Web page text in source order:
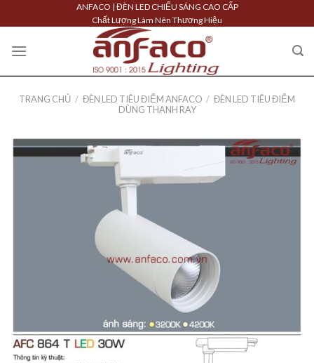
to
content
ANFACO | ĐÈN LED CHIẾU SÁNG CAO CẤP
Chất Lượng Làm Nên Thương Hiệu
TRANG CHỦ / ĐÈN LED TIÊU ĐIỂM ANFACO / ĐÈN LED TIÊU ĐIỂM
DÙNG THANH RAY